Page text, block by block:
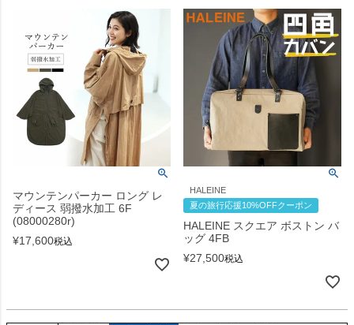
マウンテンパーカー ロング レ
ディース 弱撥水加工 6F
(08000280r)
¥17,600税込
HALEINE
夏の旅行応援10%OFFクーポン
HALEINE スクエア ボストン バ
ッグ 4FB
¥27,500税込